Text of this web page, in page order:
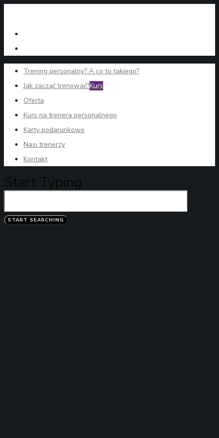
Trening personalny? A co to takiego?
Jak zacząć trenować?Kurs
Oferta
Kurs na trenera personalnego
Karty podarunkowe
Nasi trenerzy
Kontakt
Start Typing